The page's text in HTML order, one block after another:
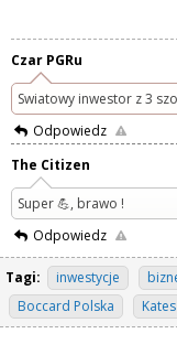
Czar PGRu
Swiatowy inwestor z 3
Odpowiedz
The Citizen
Super 💪, brawo !
Odpowiedz
Tagi: inwestycje
Boccard Polska